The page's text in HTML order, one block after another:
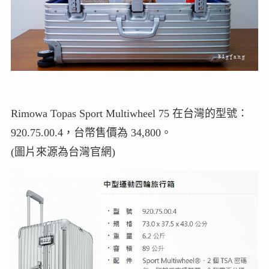
Rimowa Topas Sport Multiwheel 75 在台灣的型號：
920.75.00.4，台幣售價為 34,800。
(圖片來源為台灣官網)